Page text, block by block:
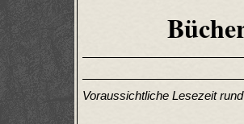
Voraussichtliche Lesezeit